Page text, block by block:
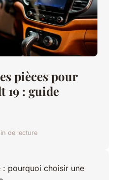
pièces pour
19 : guide
de lecture